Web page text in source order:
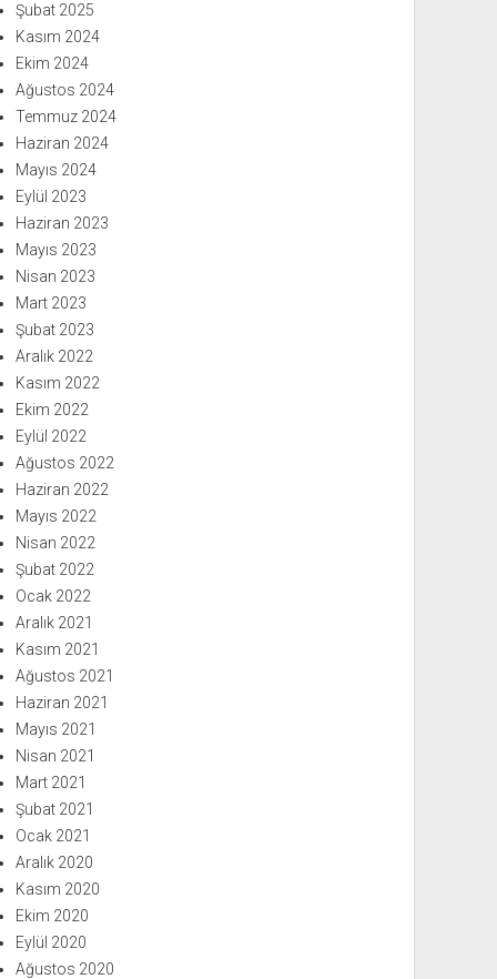
Şubat 2025
Kasım 2024
Ekim 2024
Ağustos 2024
Temmuz 2024
Haziran 2024
Mayıs 2024
Eylül 2023
Haziran 2023
Mayıs 2023
Nisan 2023
Mart 2023
Şubat 2023
Aralık 2022
Kasım 2022
Ekim 2022
Eylül 2022
Ağustos 2022
Haziran 2022
Mayıs 2022
Nisan 2022
Şubat 2022
Ocak 2022
Aralık 2021
Kasım 2021
Ağustos 2021
Haziran 2021
Mayıs 2021
Nisan 2021
Mart 2021
Şubat 2021
Ocak 2021
Aralık 2020
Kasım 2020
Ekim 2020
Eylül 2020
Ağustos 2020